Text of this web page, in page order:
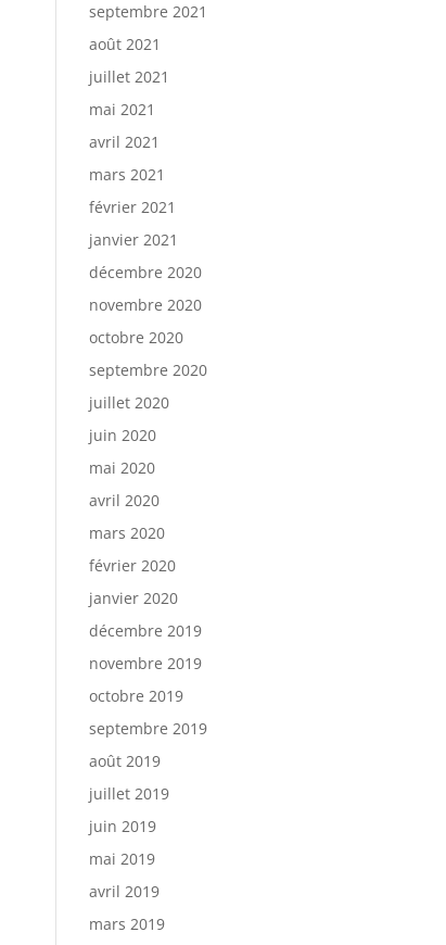
septembre 2021
août 2021
juillet 2021
mai 2021
avril 2021
mars 2021
février 2021
janvier 2021
décembre 2020
novembre 2020
octobre 2020
septembre 2020
juillet 2020
juin 2020
mai 2020
avril 2020
mars 2020
février 2020
janvier 2020
décembre 2019
novembre 2019
octobre 2019
septembre 2019
août 2019
juillet 2019
juin 2019
mai 2019
avril 2019
mars 2019